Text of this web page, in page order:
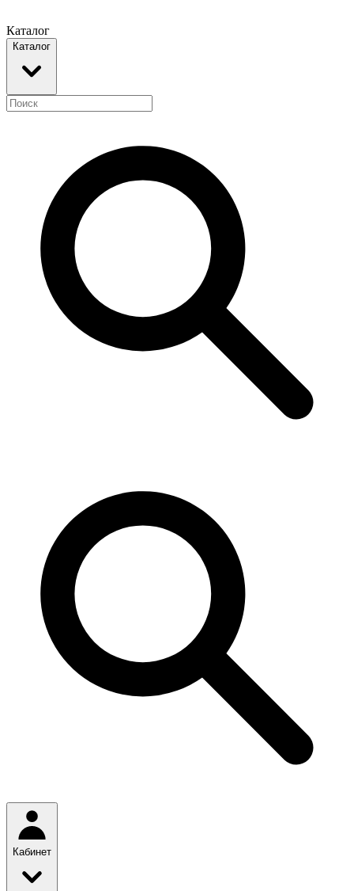
Каталог
Каталог
Кабинет